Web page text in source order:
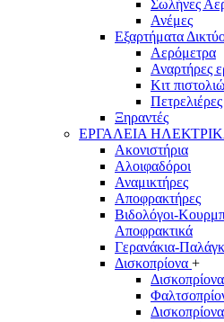
Σωλήνες
Ανέμες
Εξαρτήματα
Αερόμετρα
Αναρτήρες
Κιτ
Πετρελιέρες
Ξηραντές
ΕΡΓΑΛΕΙΑ
Ακονιστήρια
Αλοιφαδόροι
Αναμικτήρες
Αποφρακτήρες
Βιδολόγοι-
Αποφρακτικά
Γερανάκια-
Δισκοπρίονα +